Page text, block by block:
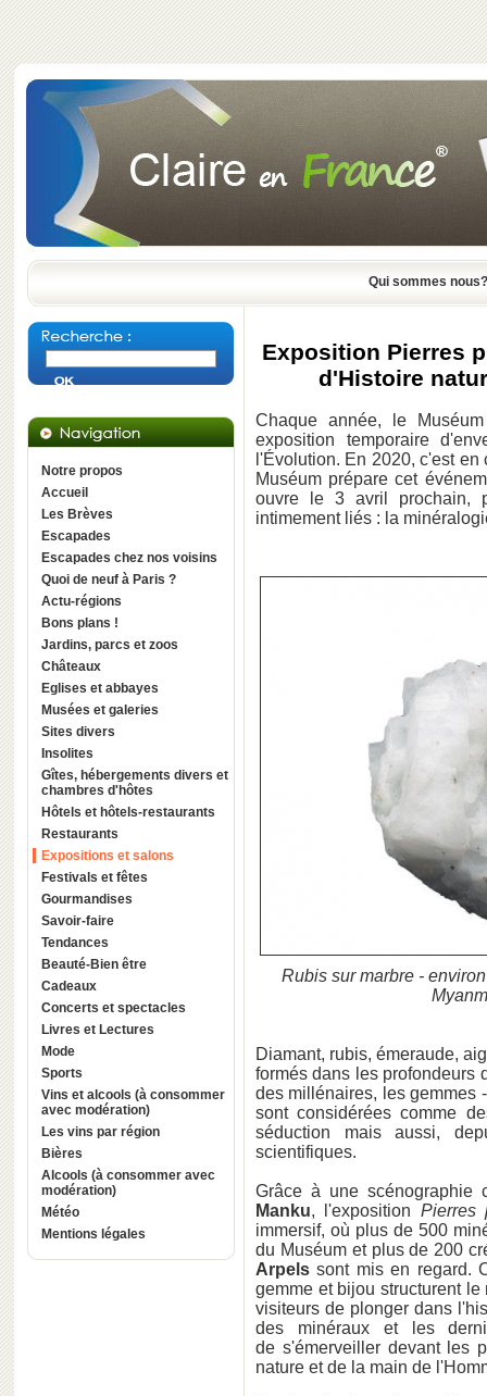
Qui sommes nous?
Notre propos
Accueil
Les Brèves
Escapades
Escapades chez nos voisins
Quoi de neuf à Paris ?
Actu-régions
Bons plans !
Jardins, parcs et zoos
Châteaux
Eglises et abbayes
Musées et galeries
Sites divers
Insolites
Gîtes, hébergements divers et
chambres d'hôtes
Hôtels et hôtels-restaurants
Restaurants
Expositions et salons
Festivals et fêtes
Gourmandises
Savoir-faire
Tendances
Beauté-Bien être
Cadeaux
Concerts et spectacles
Livres et Lectures
Mode
Sports
Vins et alcools (à consommer
avec modération)
Les vins par région
Bières
Alcools (à consommer avec
modération)
Météo
Mentions légales
Exposition Pierres
d'Histoire
Chaque année, le
exposition temporaire
l'Évolution. En 2020, c'est
Muséum prépare cet
ouvre le 3 avril prochain,
intimement liés : la
Rubis sur marbre -
Diamant, rubis, émeraude,
formés dans les profondeurs
des millénaires, les gemmes
sont considérées comme
séduction mais aussi,
scientifiques.
Grâce à une scénographie
Manku, l'exposition Pierres
immersif, où plus de 500
du Muséum et plus de 200
Arpels sont mis en regard.
gemme et bijou structurent
visiteurs de plonger dans
des minéraux et les
de s'émerveiller devant les
nature et de la main de